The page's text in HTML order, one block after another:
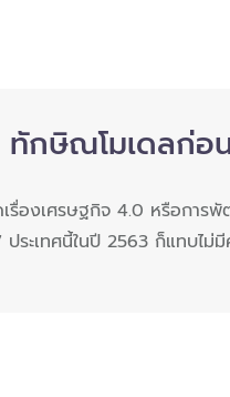
ทักษิณโมเดลก่
องเศรษฐกิจ 4.0 หรือการพั
ระเทศนี้ในปี 2563 ก็แทบไม่